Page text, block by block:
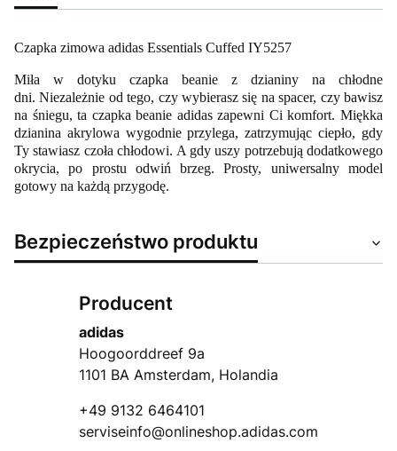
Czapka zimowa adidas Essentials Cuffed IY5257
Miła w dotyku czapka beanie z dzianiny na chłodne
dni. Niezależnie od tego, czy wybierasz się na spacer, czy bawisz
na śniegu, ta czapka beanie adidas zapewni Ci komfort. Miękka
dzianina akrylowa wygodnie przylega, zatrzymując ciepło, gdy
Ty stawiasz czoła chłodowi. A gdy uszy potrzebują dodatkowego
okrycia, po prostu odwiń brzeg. Prosty, uniwersalny model
gotowy na każdą przygodę.
Bezpieczeństwo produktu
Producent
adidas
Hoogoorddreef 9a
1101 BA Amsterdam, Holandia
+49 9132 6464101
serviseinfo@onlineshop.adidas.com